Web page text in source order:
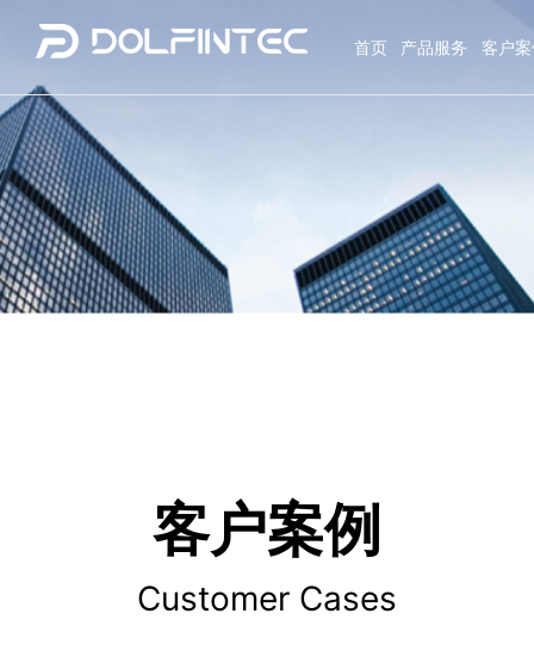
首页 产品服务 客户
客户案例
Customer Cases